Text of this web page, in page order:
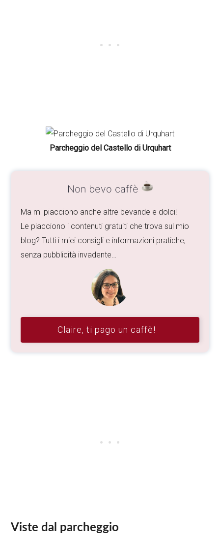
Parcheggio del Castello di Urquhart
Non bevo caffè
Ma mi piacciono anche altre bevande e dolci!
Le piacciono i contenuti gratuiti che trova sul mio
blog? Tutti i miei consigli e informazioni pratiche,
senza pubblicità invadente…
Claire, ti pago un caffè!
Viste dal parcheggio